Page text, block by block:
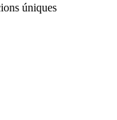
úniques